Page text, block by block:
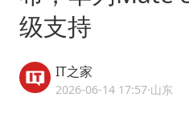
级支持
IT之家
2026-06-14 17:57·山东